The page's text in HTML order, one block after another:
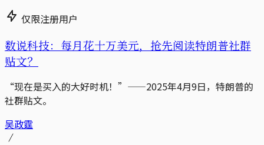
仅限注册用户
数说科技：每月花十万美元，抢先阅读特朗普社群
贴文？
“现在是买入的大好时机！”——2025年4月9日，特朗普的
社群贴文。
吴政霆